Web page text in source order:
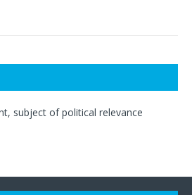
subject of political relevance